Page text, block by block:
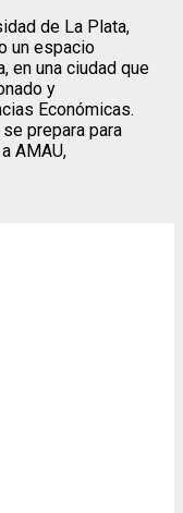
de La Plata,
un espacio
en una ciudad que
y
Económicas.
prepara para
AMAU,